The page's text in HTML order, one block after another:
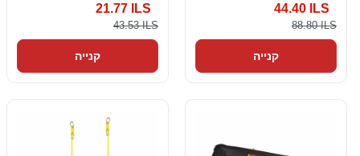
21.77 ILS
43.53 ILS
קנייה
44.40 ILS
88.80 ILS
קנייה